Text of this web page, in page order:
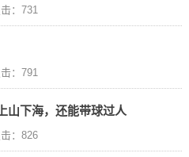
击：731
击：791
山下海，还能带球过人
击：826